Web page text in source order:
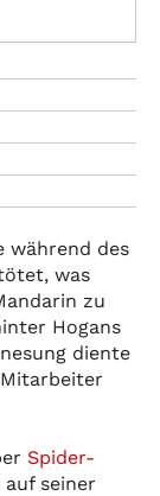
während des
was
zu
Hogans
diente
Spider-
seiner